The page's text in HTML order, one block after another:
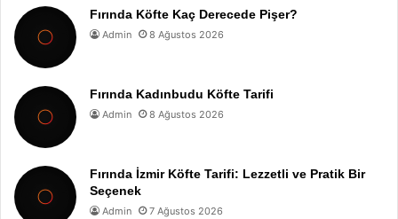
Fırında Köfte Kaç Derecede Pişer?
Admin 8 Ağustos 2026
Fırında Kadınbudu Köfte Tarifi
Admin 8 Ağustos 2026
Fırında İzmir Köfte Tarifi: Lezzetli ve Pratik Bir
Seçenek
Admin 7 Ağustos 2026